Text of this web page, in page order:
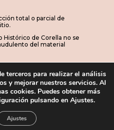
total o parcial de
Histórico de Corella no se
del material
de Patrimonio
de Corella

terceros para realizar el análisis
y mejorar nuestros servicios. Al
cookies. Puedes obtener más
pulsando en Ajustes.
Ajustes